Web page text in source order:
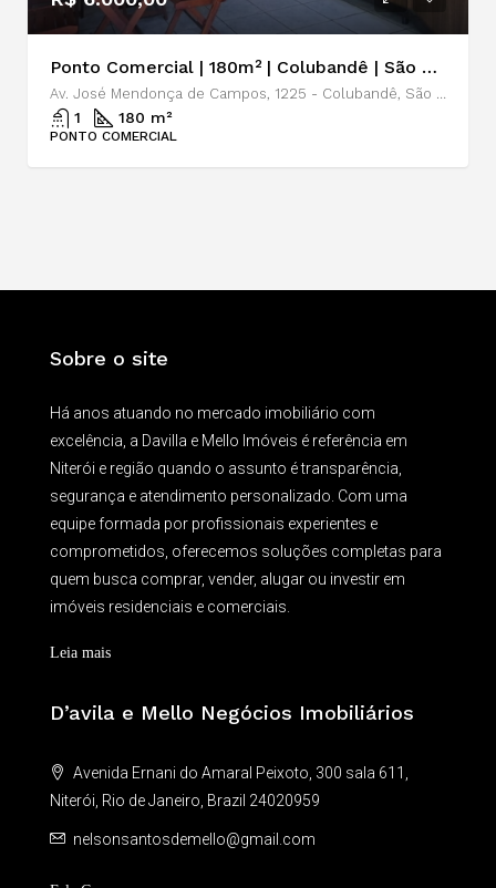
Ponto Comercial | 180m² | Colubandê | São Gonçalo | Locação
1 180 m²
PONTO COMERCIAL
Sobre o site
Há anos atuando no mercado imobiliário com
excelência, a Davilla e Mello Imóveis é referência em
Niterói e região quando o assunto é transparência,
segurança e atendimento personalizado. Com uma
equipe formada por profissionais experientes e
comprometidos, oferecemos soluções completas para
quem busca comprar, vender, alugar ou investir em
imóveis residenciais e comerciais.
Leia mais
D’avila e Mello Negócios Imobiliários
Avenida Ernani do Amaral Peixoto, 300 sala 611,
Niterói, Rio de Janeiro, Brazil 24020959
nelsonsantosdemello@gmail.com